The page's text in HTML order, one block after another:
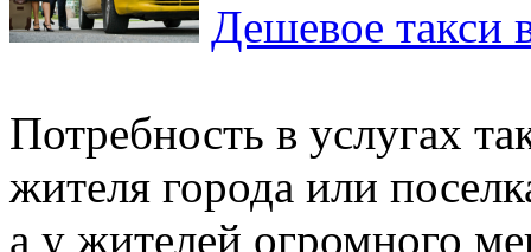
Дешевое такси
Потребность в услугах
жителя города или
а у жителей огромного